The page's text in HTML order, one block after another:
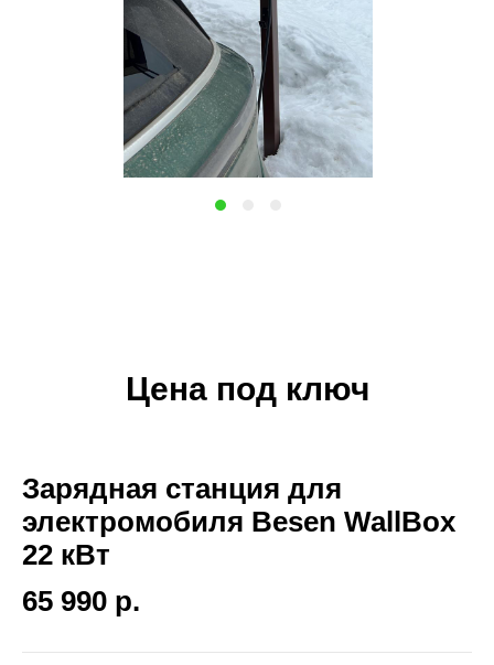
Цена под ключ
Зарядная станция для
электромобиля Besen WallBox
22 кВт
65 990 р.